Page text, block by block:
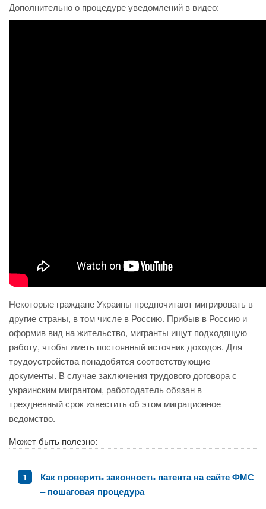
Дополнительно о процедуре уведомлений в видео:
Некоторые граждане Украины предпочитают мигрировать в
другие страны, в том числе в Россию. Прибыв в Россию и
оформив вид на жительство, мигранты ищут подходящую
работу, чтобы иметь постоянный источник доходов. Для
трудоустройства понадобятся соответствующие
документы. В случае заключения трудового договора с
украинским мигрантом, работодатель обязан в
трехдневный срок известить об этом миграционное
ведомство.
Может быть полезно:
Как проверить законность патента на сайте ФМС
– пошаговая процедура